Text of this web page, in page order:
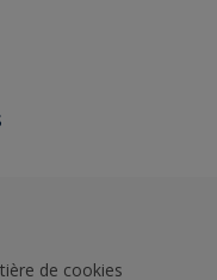
PASS
de cookies